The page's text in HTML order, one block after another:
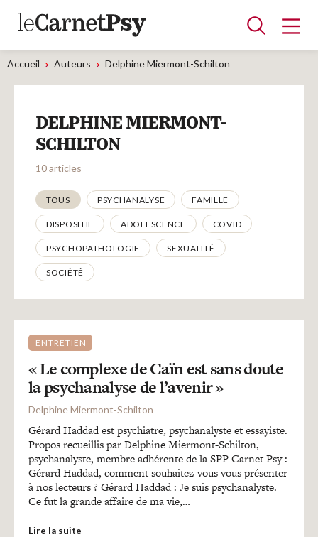
Articles
A la une
Adolescence
Dispositif
Enfance
Périnatalité
Psychanalyse
Psychopathologie
Soin
Dossiers
Auteurs
Blocs-notes
Recherches
Entretiens
Revues
Colloque
Accueil Auteurs Delphine Miermont-Schilton
DELPHINE MIERMONT-
SCHILTON
10 articles
Thématiques
TOUS PSYCHANALYSE FAMILLE
DISPOSITIF ADOLESCENCE COVID
PSYCHOPATHOLOGIE SEXUALITÉ
SOCIÉTÉ
ENTRETIEN
« Le complexe de Caïn est sans doute
la psychanalyse de l’avenir »
Delphine Miermont-Schilton
Gérard Haddad est psychiatre, psychanalyste et essayiste.
Propos recueillis par Delphine Miermont-Schilton,
psychanalyste, membre adhérente de la SPP Carnet Psy :
Gérard Haddad, comment souhaitez-vous vous présenter
à nos lecteurs ? Gérard Haddad : Je suis psychanalyste.
Ce fut la grande affaire de ma vie,…
Lire la suite